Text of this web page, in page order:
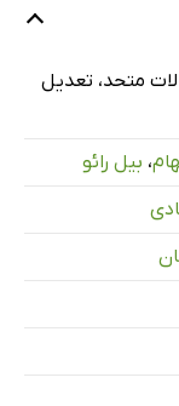
م‍ت‍ح‍د، ت‍ع‍دی‍ل‌
، بیل رائو